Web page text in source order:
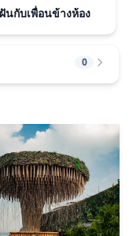
นกับเพื่อนข้างห้อง
0